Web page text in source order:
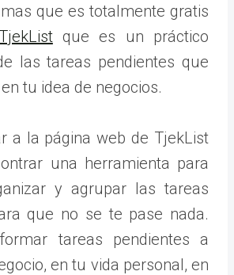
que es totalmente gratis
TjekListque es un práctico
las tareas pendientes que
tu idea de negocios.
a la página web de TjekList
una herramienta para
y agrupar las tareas
que no se te pase nada.
tareas pendientes a
en tu vida personal, en